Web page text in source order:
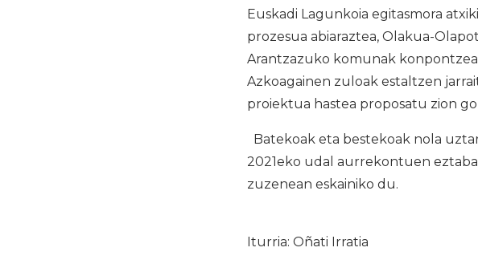
Euskadi Lagunkoia egitasmora
prozesua abiaraztea, Olakua-
Arantzazuko komunak
Azkoagainen zuloak estaltzen
proiektua hastea proposatu zion
Batekoak eta bestekoak nola
2021eko udal aurrekontuen
zuzenean eskainiko du.
Iturria: Oñati Irratia